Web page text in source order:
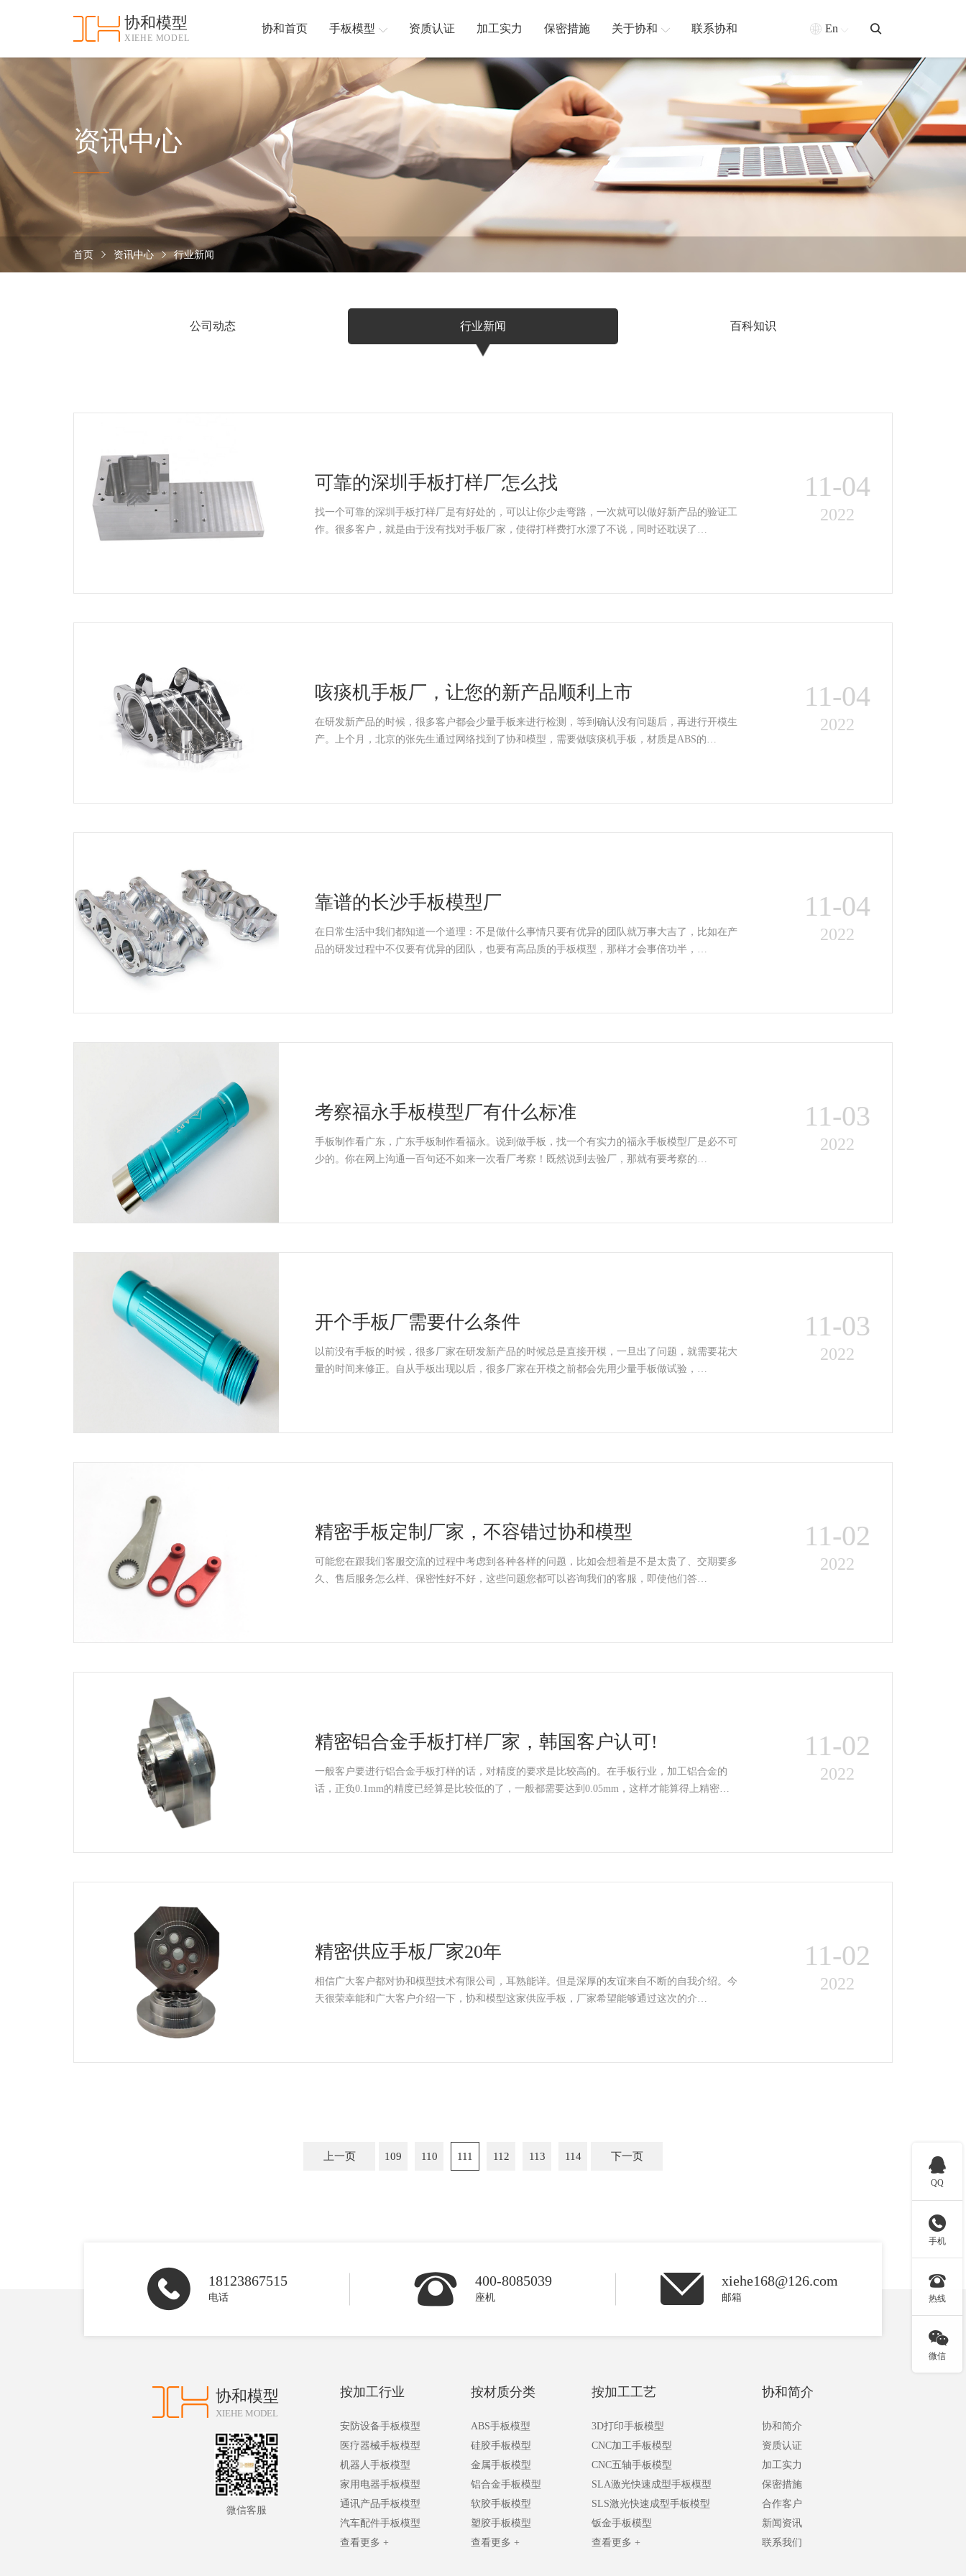
协和模型
XIEHE MODEL
协和首页 手板模型 资质认证 加工实力 保密措施 关于协和 联系协和 En
资讯中心
首页 资讯中心 行业新闻
公司动态 行业新闻 百科知识
可靠的深圳手板打样厂怎么找
找一个可靠的深圳手板打样厂是有好处的，可以让你少走弯路，一次就可以做好新产品的验证工
作。很多客户，就是由于没有找对手板厂家，使得打样费打水漂了不说，同时还耽误了…
11-04
2022
咳痰机手板厂，让您的新产品顺利上市
在研发新产品的时候，很多客户都会少量手板来进行检测，等到确认没有问题后，再进行开模生
产。上个月，北京的张先生通过网络找到了协和模型，需要做咳痰机手板，材质是ABS的…
11-04
2022
靠谱的长沙手板模型厂
在日常生活中我们都知道一个道理：不是做什么事情只要有优异的团队就万事大吉了，比如在产
品的研发过程中不仅要有优异的团队，也要有高品质的手板模型，那样才会事倍功半，…
11-04
2022
考察福永手板模型厂有什么标准
手板制作看广东，广东手板制作看福永。说到做手板，找一个有实力的福永手板模型厂是必不可
少的。你在网上沟通一百句还不如来一次看厂考察！既然说到去验厂，那就有要考察的…
11-03
2022
开个手板厂需要什么条件
以前没有手板的时候，很多厂家在研发新产品的时候总是直接开模，一旦出了问题，就需要花大
量的时间来修正。自从手板出现以后，很多厂家在开模之前都会先用少量手板做试验，…
11-03
2022
精密手板定制厂家，不容错过协和模型
可能您在跟我们客服交流的过程中考虑到各种各样的问题，比如会想着是不是太贵了、交期要多
久、售后服务怎么样、保密性好不好，这些问题您都可以咨询我们的客服，即使他们答…
11-02
2022
精密铝合金手板打样厂家，韩国客户认可!
一般客户要进行铝合金手板打样的话，对精度的要求是比较高的。在手板行业，加工铝合金的
话，正负0.1mm的精度已经算是比较低的了，一般都需要达到0.05mm，这样才能算得上精密…
11-02
2022
精密供应手板厂家20年
相信广大客户都对协和模型技术有限公司，耳熟能详。但是深厚的友谊来自不断的自我介绍。今
天很荣幸能和广大客户介绍一下，协和模型这家供应手板，厂家希望能够通过这次的介…
11-02
2022
上一页 109 110 111 112 113 114 下一页
18123867515
电话
400-8085039
座机
xiehe168@126.com
邮箱
协和模型
XIEHE MODEL
微信客服
按加工行业
安防设备手板模型
医疗器械手板模型
机器人手板模型
家用电器手板模型
通讯产品手板模型
汽车配件手板模型
查看更多 +
按材质分类
ABS手板模型
硅胶手板模型
金属手板模型
铝合金手板模型
软胶手板模型
塑胶手板模型
查看更多 +
按加工工艺
3D打印手板模型
CNC加工手板模型
CNC五轴手板模型
SLA激光快速成型手板模型
SLS激光快速成型手板模型
钣金手板模型
查看更多 +
协和简介
协和简介
资质认证
加工实力
保密措施
合作客户
新闻资讯
联系我们
和
首
页
手
型
资
认
加
实
保
密
施

QQ

手机

热线

微信